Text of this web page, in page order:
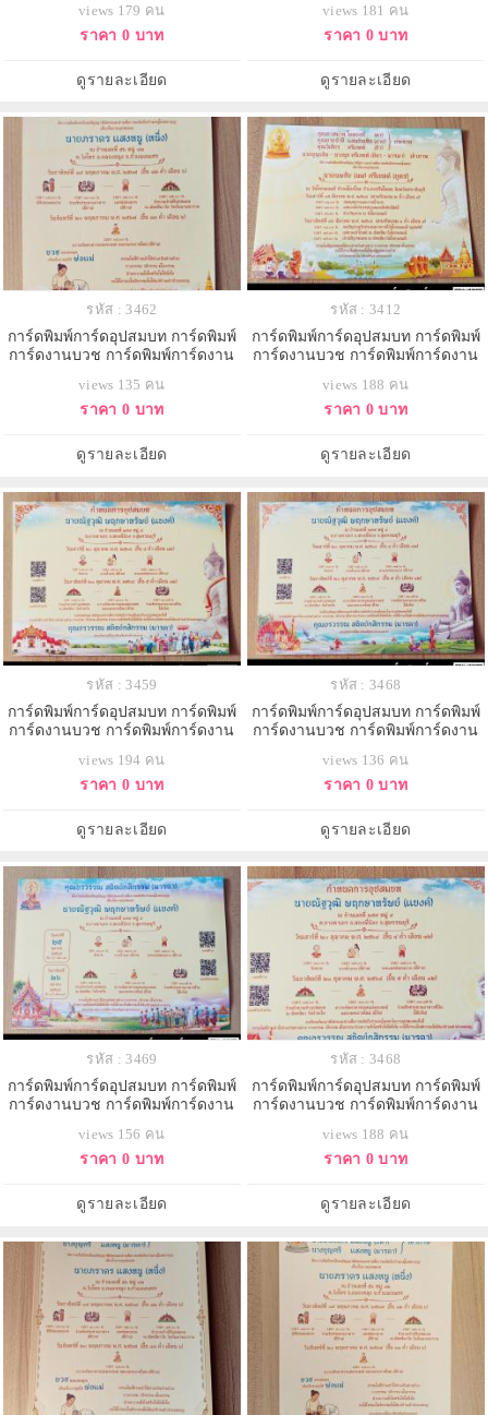
ซอง ขนาด 5x7 นิ้ว
views 179 คน
ราคา 0 บาท
ดูรายละเอียด
ซอง ขนาด 5x7 นิ้ว
views 181 คน
ราคา 0 บาท
ดูรายละเอียด
รหัส : 3462
การ์ดพิมพ์การ์ดอุปสมบท การ์ดพิมพ์
การ์ดงานบวช การ์ดพิมพ์การ์ดงาน
ซอง ขนาด 5x7 นิ้ว
views 135 คน
ราคา 0 บาท
ดูรายละเอียด
รหัส : 3412
การ์ดพิมพ์การ์ดอุปสมบท การ์ดพิมพ์
การ์ดงานบวช การ์ดพิมพ์การ์ดงาน
ซอง ขนาด 5x7 นิ้ว
views 188 คน
ราคา 0 บาท
ดูรายละเอียด
รหัส : 3459
การ์ดพิมพ์การ์ดอุปสมบท การ์ดพิมพ์
การ์ดงานบวช การ์ดพิมพ์การ์ดงาน
ซอง ขนาด 5x7 นิ้ว
views 194 คน
ราคา 0 บาท
ดูรายละเอียด
รหัส : 3468
การ์ดพิมพ์การ์ดอุปสมบท การ์ดพิมพ์
การ์ดงานบวช การ์ดพิมพ์การ์ดงาน
ซอง ขนาด 5x7 นิ้ว
views 136 คน
ราคา 0 บาท
ดูรายละเอียด
รหัส : 3469
การ์ดพิมพ์การ์ดอุปสมบท การ์ดพิมพ์
การ์ดงานบวช การ์ดพิมพ์การ์ดงาน
ซอง ขนาด 5x7 นิ้ว
views 156 คน
ราคา 0 บาท
ดูรายละเอียด
รหัส : 3468
การ์ดพิมพ์การ์ดอุปสมบท การ์ดพิมพ์
การ์ดงานบวช การ์ดพิมพ์การ์ดงาน
ซอง ขนาด 5x7 นิ้ว
views 188 คน
ราคา 0 บาท
ดูรายละเอียด